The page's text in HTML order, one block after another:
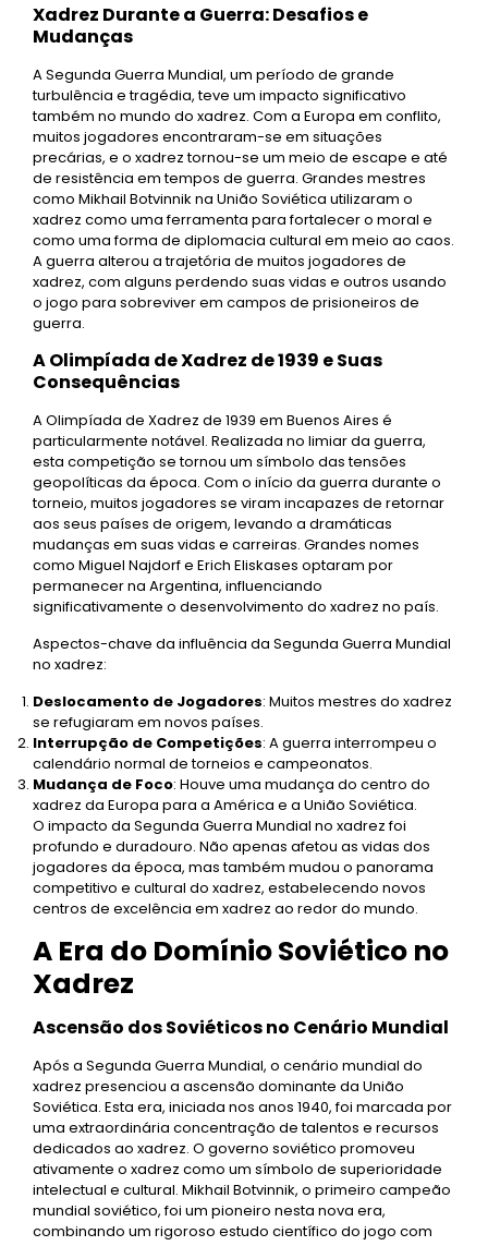
Xadrez Durante a Guerra: Desafios e
Mudanças
A Segunda Guerra Mundial, um período de grande
turbulência e tragédia, teve um impacto significativo
também no mundo do xadrez. Com a Europa em conflito,
muitos jogadores encontraram-se em situações
precárias, e o xadrez tornou-se um meio de escape e até
de resistência em tempos de guerra. Grandes mestres
como Mikhail Botvinnik na União Soviética utilizaram o
xadrez como uma ferramenta para fortalecer o moral e
como uma forma de diplomacia cultural em meio ao caos.
A guerra alterou a trajetória de muitos jogadores de
xadrez, com alguns perdendo suas vidas e outros usando
o jogo para sobreviver em campos de prisioneiros de
guerra.
A Olimpíada de Xadrez de 1939 e Suas
Consequências
A Olimpíada de Xadrez de 1939 em Buenos Aires é
particularmente notável. Realizada no limiar da guerra,
esta competição se tornou um símbolo das tensões
geopolíticas da época. Com o início da guerra durante o
torneio, muitos jogadores se viram incapazes de retornar
aos seus países de origem, levando a dramáticas
mudanças em suas vidas e carreiras. Grandes nomes
como Miguel Najdorf e Erich Eliskases optaram por
permanecer na Argentina, influenciando
significativamente o desenvolvimento do xadrez no país.
Aspectos-chave da influência da Segunda Guerra Mundial
no xadrez:
Deslocamento de Jogadores: Muitos mestres do xadrez
se refugiaram em novos países.
Interrupção de Competições: A guerra interrompeu o
calendário normal de torneios e campeonatos.
Mudança de Foco: Houve uma mudança do centro do
xadrez da Europa para a América e a União Soviética.
O impacto da Segunda Guerra Mundial no xadrez foi
profundo e duradouro. Não apenas afetou as vidas dos
jogadores da época, mas também mudou o panorama
competitivo e cultural do xadrez, estabelecendo novos
centros de excelência em xadrez ao redor do mundo.
A Era do Domínio Soviético no
Xadrez
Ascensão dos Soviéticos no Cenário Mundial
Após a Segunda Guerra Mundial, o cenário mundial do
xadrez presenciou a ascensão dominante da União
Soviética. Esta era, iniciada nos anos 1940, foi marcada por
uma extraordinária concentração de talentos e recursos
dedicados ao xadrez. O governo soviético promoveu
ativamente o xadrez como um símbolo de superioridade
intelectual e cultural. Mikhail Botvinnik, o primeiro campeão
mundial soviético, foi um pioneiro nesta nova era,
combinando um rigoroso estudo científico do jogo com